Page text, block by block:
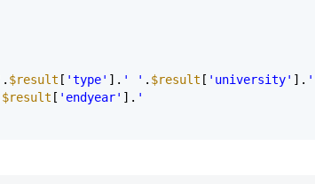
. $result [ 'type' ]. ' ' . $result [ 'university' ]. '
$result [ 'endyear' ]. '